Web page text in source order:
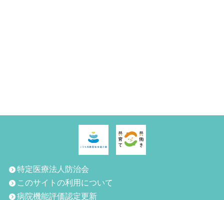
特定医療法人防治会
このサイトの利用について
病院機能評価認定更新